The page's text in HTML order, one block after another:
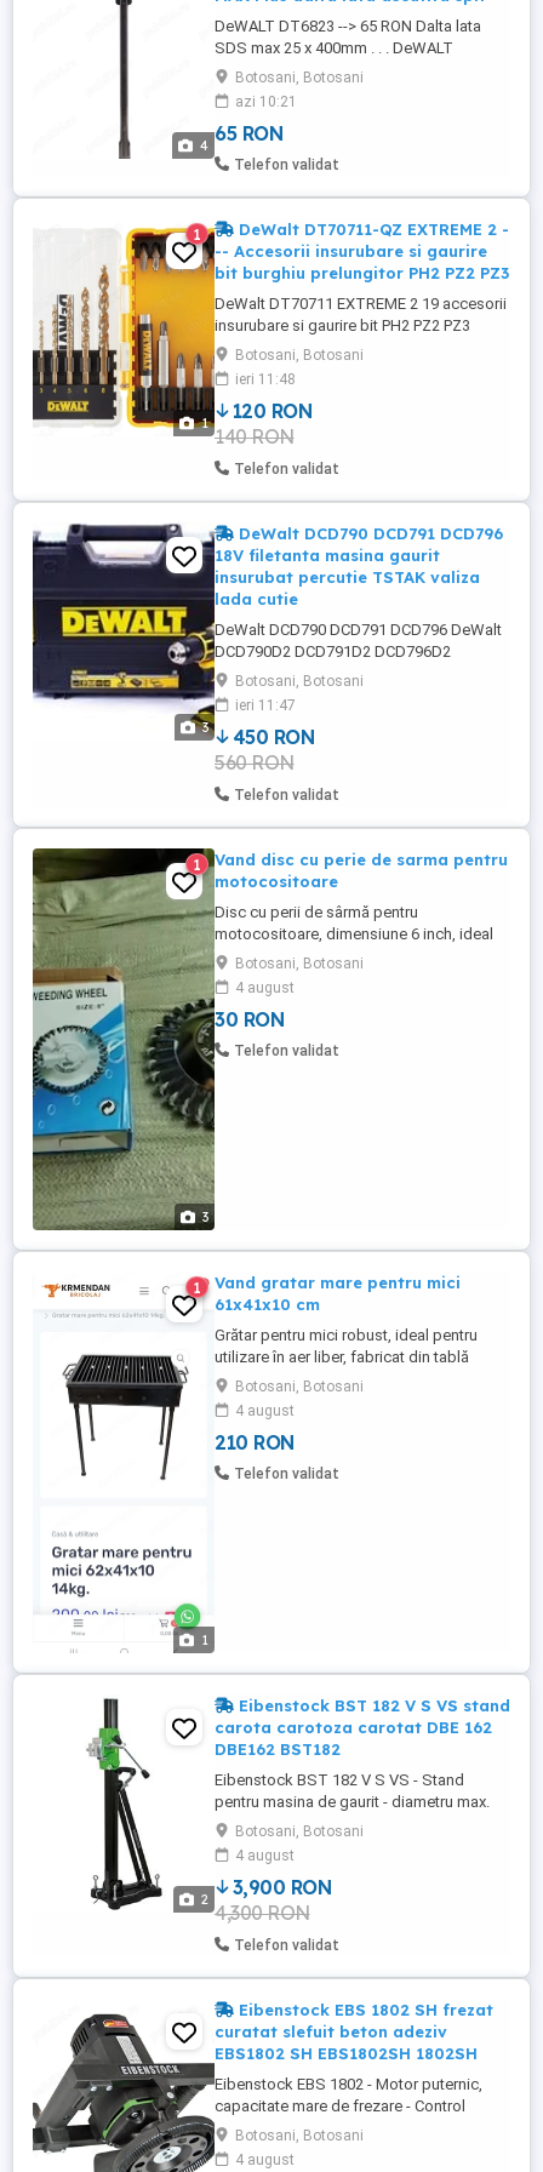
4
DeWALT DT6823 --> 65 RON Dalta lata
SDS max 25 x 400mm . . . DeWALT
DT6806 --> 80 RON Dalta SDS-Plus pentru
decapat gresie faianta 40 x 250mm . . .
DeWALT DT6824 --> 95 RON Dalta lata
SDS max 50 x 400mm . . . DeWALT
DT6812 XLR --> 190 RON Dalta lata SDS
XLR --> 190 ...
Botosani, Botosani
azi 10:21
65 RON
Telefon validat
1
1
DeWalt DT70711-QZ EXTREME 2 -
-- Accesorii insurubare si gaurire
bit burghiu prelungitor PH2 PZ2 PZ3
DeWalt DT70711 EXTREME 2 19 accesorii
insurubare si gaurire bit PH2 PZ2 PZ3
35mm 50mm burghiu 2mm 3mm 4mm
5mm 6mm 8mm prelungitor magnetic
Botosani, Botosani
ieri 11:48
120 RON
140 RON
Telefon validat
3
DeWalt DCD790 DCD791 DCD796
18V filetanta masina gaurit
insurubat percutie TSTAK valiza
lada cutie
DeWalt DCD790 DCD791 DCD796 DeWalt
DCD790D2 DCD791D2 DCD796D2
Filetanta - 450 RON Valiza TSTAK - 80
RON Acumulatori 2.0Ah DCB183
disponibili
Botosani, Botosani
ieri 11:47
450 RON
560 RON
Telefon validat
3
1
Vand disc cu perie de sarma pentru
motocositoare
Disc cu perii de sârmă pentru
motocositoare, dimensiune 6 inch, ideal
pentru curățarea buruienilor, ruginii și a
suprafețelor dure. Fabricat din materiale
rezistente, oferă durabilitate și eficiență
ridicată în utilizare. Compatibil cu
majoritatea motocoaselor, perfect pentru
Botosani, Botosani
4 august
30 RON
Telefon validat
1
1
Vand gratar mare pentru mici
61x41x10 cm
Grătar pentru mici robust, ideal pentru
utilizare în aer liber, fabricat din tablă
groasă de 3 mm pentru rezistență și
durabilitate ridicată. Dimensiuni
generoase de 61x41x10 cm, perfecte
pentru gătit simultan mai multe porții.
Prevăzut cu 4 picioare demontabile de 60
Botosani, Botosani
4 august
210 RON
Telefon validat
2
Eibenstock BST 182 V S VS stand
carota carotoza carotat DBE 162
DBE162 BST182
Eibenstock BST 182 V S VS - Stand
pentru masina de gaurit - diametru max.
carota la 90 202 mm - inaltime coloana
995 mm - inclinatie maxima 45 - baza
prindere ancora 330x250 mm - coloana
din aluminiu - rezistenta inalta la torsiune -
usor de transportat si montat - coloana
lata, cu dantura continua, ...
Botosani, Botosani
4 august
3,900 RON
4,300 RON
Telefon validat
Eibenstock EBS 1802 SH frezat
curatat slefuit beton adeziv
EBS1802 SH EBS1802SH 1802SH
Eibenstock EBS 1802 - Motor puternic,
capacitate mare de frezare - Control
electronic pentru: start lin, viteza
constanta, reducerea vitezei in caz de
Botosani, Botosani
4 august